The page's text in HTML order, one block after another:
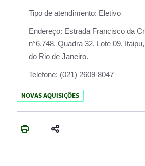
Tipo de atendimento: Eletivo
Endereço: Estrada Francisco da
n°6.748, Quadra 32, Lote 09,
do Rio de Janeiro.
Telefone: (021) 2609-8047
NOVAS AQUISIÇÕES